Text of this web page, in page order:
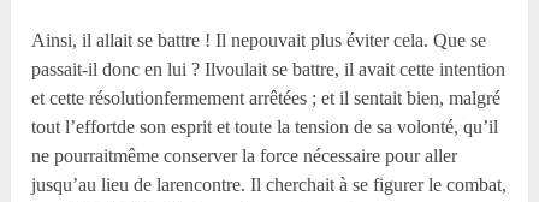
Ainsi, il allait se battre ! Il nepouvait plus éviter cela. Que se
passait-il donc en lui ? Ilvoulait se battre, il avait cette intention
et cette résolutionfermement arrêtées ; et il sentait bien, malgré
tout l’effortde son esprit et toute la tension de sa volonté, qu’il
ne pourraitmême conserver la force nécessaire pour aller
jusqu’au lieu de larencontre. Il cherchait à se figurer le combat,